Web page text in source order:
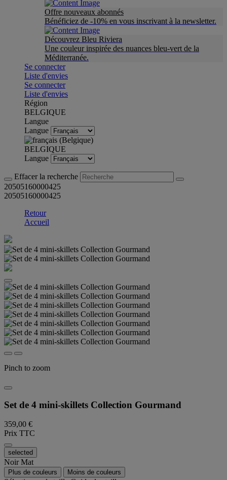
Offre nouveaux abonnés
Bénéficiez de -10% en vous inscrivant à la newsletter.
Découvrez Bleu Riviera
Une couleur inspirée des nuances bleu-vert de la
Méditerranée.
Se connecter
Liste d'envies
Se connecter
Liste d'envies
Région
BELGIQUE
Langue
Langue
BELGIQUE
Langue
Effacer la recherche
20505160000425
20505160000425
Retour
Accueil
Pinch to zoom
Set de 4 mini-skillets Collection Gourmand
359,00 €
Prix TTC
selected
Noir Mat
Plus de couleurs Moins de couleurs